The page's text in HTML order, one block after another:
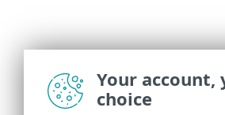
Your account,
choice